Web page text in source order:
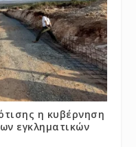
η κυβέρνηση
εγκληματικών